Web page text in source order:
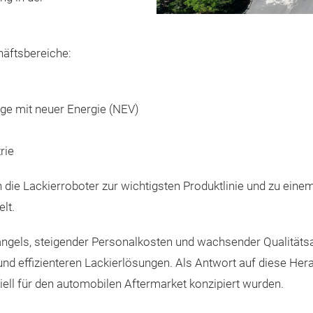
mit neuer Energie (NEV)
Lackierroboter zur wichtigsten Produktlinie und zu
steigender Personalkosten und wachsender
effizienteren Lackierlösungen. Als Antwort auf diese
für den automobilen Aftermarket konzipiert wurden.